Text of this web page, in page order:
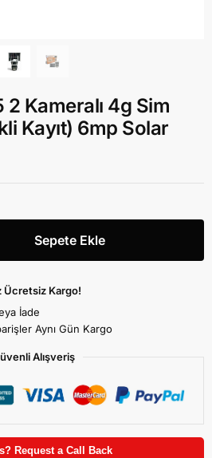
Kameralı 4g Sim
Kayıt) 6mp Solar
Sepete Ekle
Ücretsiz Kargo!
İade
Aynı Gün Kargo
Alışveriş
Request a Call Back